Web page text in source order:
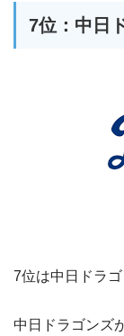
7位：中日
7位は中日ドラ
中日ドラゴンズ